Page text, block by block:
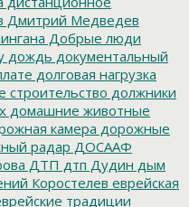
Дмитрий Медведев
Добрые люди
дождь документальный
долговая нагрузка
строительство должники
домашние животные
камера дорожные
радар ДОСААФ
ДТП дтп Дудин дым
Коростелев еврейская
традиции